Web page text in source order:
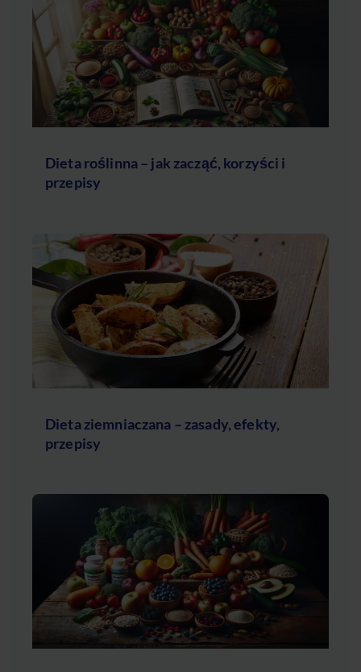
Dieta roślinna – jak zacząć, korzyści i
przepisy
Dieta ziemniaczana – zasady, efekty,
przepisy